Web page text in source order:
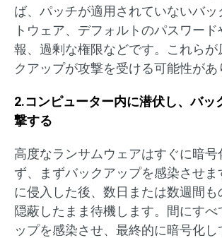
ば、パッチが適用されていないバッ
トウェア、デフォルトのパスワー
報、過剰な権限などです。これらが
クアップが攻撃を受ける可能性があ
2.コンピューター内に潜伏し、バッ
撃する
高度なランサムウェアはすぐに暗号
ず、まずバックアップを感染させま
に侵入した後、数日または数週間も
隠蔽したまま待機します。間にすべ
ップを感染させ、最終的に暗号化し